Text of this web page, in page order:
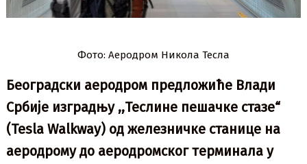
Фото: Аеродром Никола Тесла
Београдски аеродром предложиће Влади
Србије изградњу ,,Теслине пешачке стазе“
(Tesla Walkway) од железничке станице на
аеродрому до аеродромског терминала у